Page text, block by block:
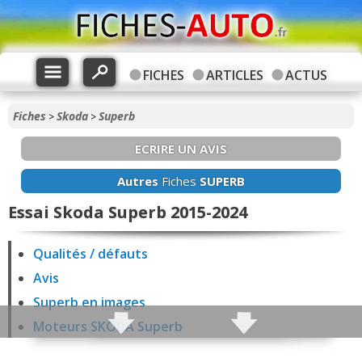
FICHES ARTICLES ACTUS
Fiches >Skoda >Superb
ECRIRE UN AVIS
Autres Fiches SUPERB
Essai Skoda Superb 2015-2024
Qualités / défauts
Avis
Superb en images
Moteurs SKODA Superb